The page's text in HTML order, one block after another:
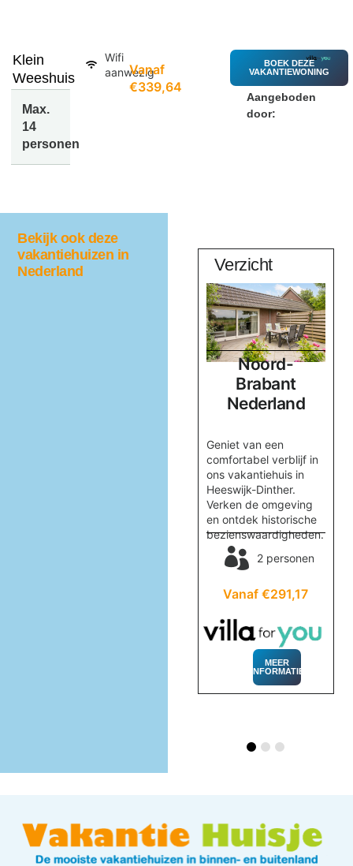
Klein
Weeshuis
Max.
14
personen
Wifi
aanwezig
Vanaf
€339,64
BOEK DEZE
VAKANTIEWONING
Aangeboden
door:
Bekijk ook deze
vakantiehuizen in
NederlandQuercus Verzicht
Noord-
Brabant
Nederland
Geniet van een
comfortabel verblijf in
ons vakantiehuis in
Heeswijk-Dinther.
Verken de omgeving
en ontdek historische
bezienswaardigheden.
2 personen
Vanaf €291,17
MEER
INFORMATIE